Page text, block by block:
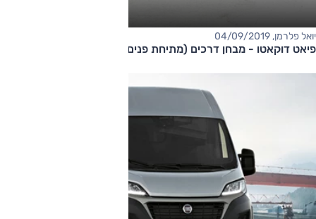
יואל פלרמן, 04/09/2019
פיאט דוקאטו - מבחן דרכים (מתיחת פנים, השקה)